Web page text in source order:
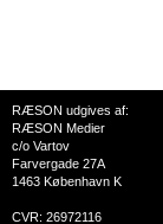
RÆSON udgives af:
RÆSON Medier
c/o Vartov
Farvergade 27A
1463 København K
CVR: 26972116